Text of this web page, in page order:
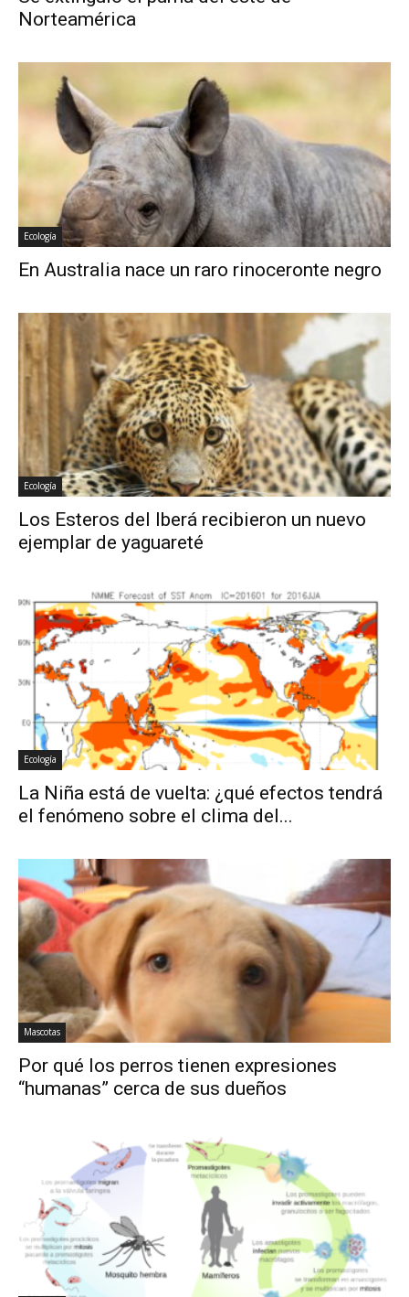
Norteamérica
Ecología
En Australia nace un raro rinoceronte negro
Ecología
Los Esteros del Iberá recibieron un nuevo
ejemplar de yaguareté
Ecología
La Niña está de vuelta: ¿qué efectos tendrá
el fenómeno sobre el clima del...
Mascotas
Por qué los perros tienen expresiones
“humanas” cerca de sus dueños